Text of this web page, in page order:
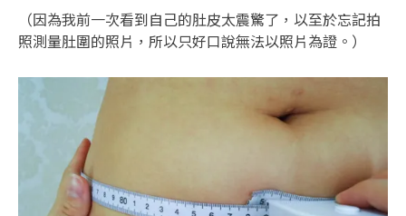
（因為我前一次看到自己的肚皮太震驚了，以至於忘記拍
照測量肚圍的照片，所以只好口說無法以照片為證。）